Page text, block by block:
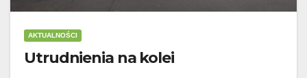
AKTUALNOŚCI
Utrudnienia na kolei